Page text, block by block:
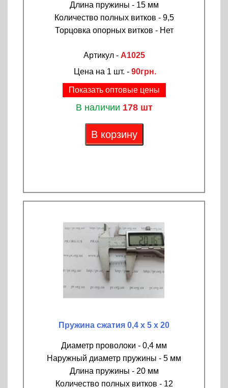
Длина пружины - 15 мм
Количество полных витков - 9,5
Торцовка опорных витков - Нет
Артикул - A1025
Цена на 1 шт. - 90грн.
Показать оптовые цены
В наличии 178 шт
В корзину
Пружина сжатия 0,4 х 5 х 20
Диаметр проволоки - 0,4 мм
Наружный диаметр пружины - 5 мм
Длина пружины - 20 мм
Количество полных витков - 12